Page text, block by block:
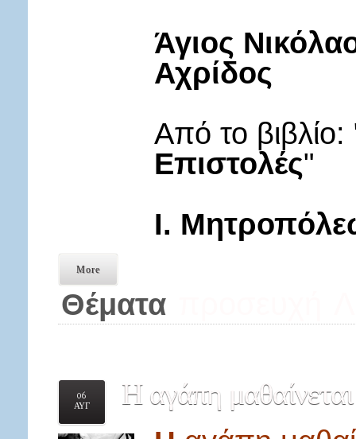
Άγιος
Αχρίδος
Από το βιβλίο:
Επιστολές"
Ι.
More
Θέματα
06
ΑΥΓ
Ηαγάπη